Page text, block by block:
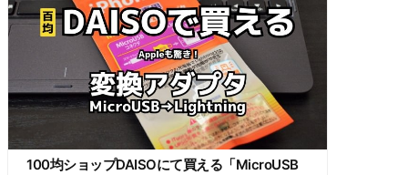
100均ショップDAISOにて買える「MicroUSB